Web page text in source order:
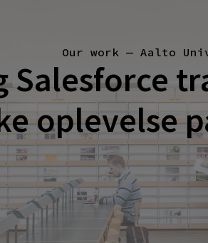
Our work — Aalto
Salesforce
oplevelse